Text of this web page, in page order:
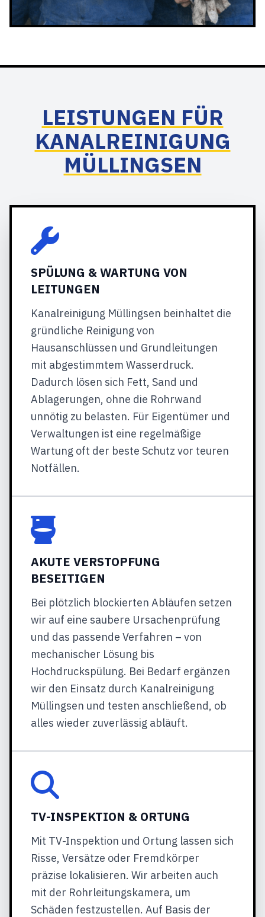
LEISTUNGEN FÜR
KANALREINIGUNG
MÜLLINGSEN
SPÜLUNG & WARTUNG VON
LEITUNGEN
Kanalreinigung Müllingsen beinhaltet die
gründliche Reinigung von
Hausanschlüssen und Grundleitungen
mit abgestimmtem Wasserdruck.
Dadurch lösen sich Fett, Sand und
Ablagerungen, ohne die Rohrwand
unnötig zu belasten. Für Eigentümer und
Verwaltungen ist eine regelmäßige
Wartung oft der beste Schutz vor teuren
Notfällen.
AKUTE VERSTOPFUNG
BESEITIGEN
Bei plötzlich blockierten Abläufen setzen
wir auf eine saubere Ursachenprüfung
und das passende Verfahren – von
mechanischer Lösung bis
Hochdruckspülung. Bei Bedarf ergänzen
wir den Einsatz durch Kanalreinigung
Müllingsen und testen anschließend, ob
alles wieder zuverlässig abläuft.
TV-INSPEKTION & ORTUNG
Mit TV-Inspektion und Ortung lassen sich
Risse, Versätze oder Fremdkörper
präzise lokalisieren. Wir arbeiten auch
mit der Rohrleitungskamera, um
Schäden festzustellen. Auf Basis der